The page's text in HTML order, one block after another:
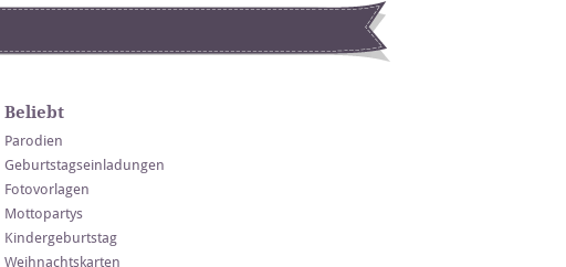
Beliebt
Parodien
Geburtstagseinladungen
Fotovorlagen
Mottopartys
Kindergeburtstag
Weihnachtskarten